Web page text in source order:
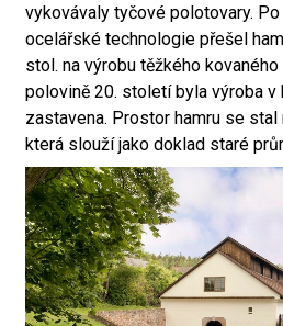
vykovávaly tyčové polotovary.
ocelářské technologie přešel
stol. na výrobu těžkého kovaného
polovině 20. století byla výroba v
zastavena. Prostor hamru se
která slouží jako doklad staré